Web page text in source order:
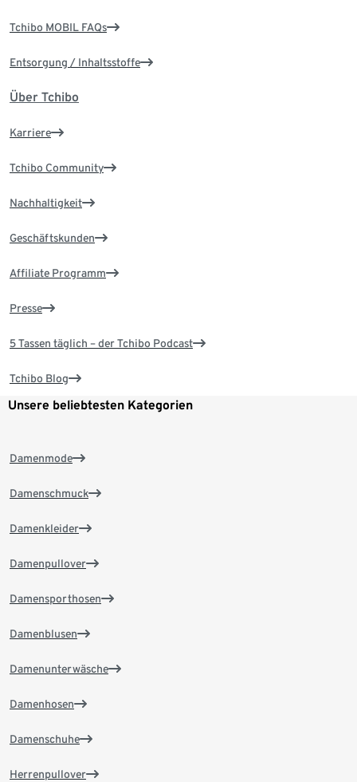
Tchibo MOBIL FAQs
Entsorgung / Inhaltsstoffe
Über Tchibo
Karriere
Tchibo Community
Nachhaltigkeit
Geschäftskunden
Affiliate Programm
Presse
5 Tassen täglich – der Tchibo Podcast
Tchibo Blog
Unsere beliebtesten Kategorien
Damenmode
Damenschmuck
Damenkleider
Damenpullover
Damensporthosen
Damenblusen
Damenunterwäsche
Damenhosen
Damenschuhe
Herrenpullover